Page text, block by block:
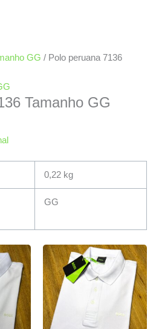
GG / Polo peruana 7136
Tamanho GG
0,22 kg
GG